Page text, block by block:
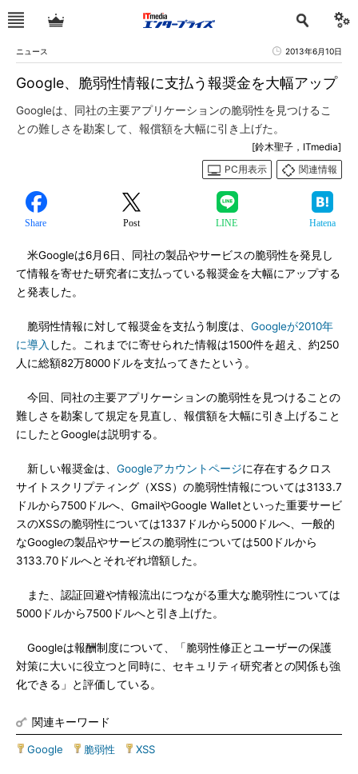
ニュース 2013年6月10日
Google、脆弱性情報に支払う報奨金を大幅アップ
Googleは、同社の主要アプリケーションの脆弱性を見つけるこ
との難しさを勘案して、報償額を大幅に引き上げた。
[鈴木聖子，ITmedia]
PC用表示
関連情報
Share Post LINE Hatena
米Googleは6月6日、同社の製品やサービスの脆弱性を発見し
て情報を寄せた研究者に支払っている報奨金を大幅にアップする
と発表した。
脆弱性情報に対して報奨金を支払う制度は、 Googleが2010年
に導入 した。これまでに寄せられた情報は1500件を超え、約250
人に総額82万8000ドルを支払ってきたという。
今回、同社の主要アプリケーションの脆弱性を見つけることの
難しさを勘案して規定を見直し、報償額を大幅に引き上げること
にしたとGoogleは説明する。
新しい報奨金は、 Googleアカウントページに存在するクロス
サイトスクリプティング（XSS）の脆弱性情報については3133.7
ドルから7500ドルへ、GmailやGoogle Walletといった重要サービ
スのXSSの脆弱性については1337ドルから5000ドルへ、一般的
なGoogleの製品やサービスの脆弱性については500ドルから
3133.70ドルへとそれぞれ増額した。
また、認証回避や情報流出につながる重大な脆弱性については
5000ドルから7500ドルへと引き上げた。
Googleは報酬制度について、「脆弱性修正とユーザーの保護
対策に大いに役立つと同時に、セキュリティ研究者との関係も強
化できる」と評価している。
関連キーワード
Google 脆弱性 XSS